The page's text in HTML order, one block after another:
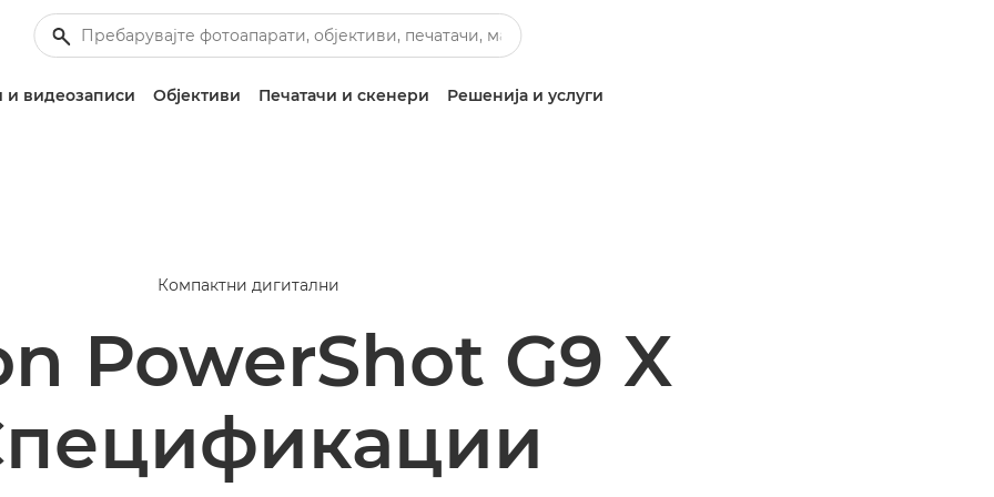
и видеозаписи Објективи Печатачи и скенери Решенија и услуги
Компактни дигитални
PowerShot G9 X